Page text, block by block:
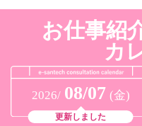
お仕事紹
カ
2026/ 08/07 (金)
更新しました